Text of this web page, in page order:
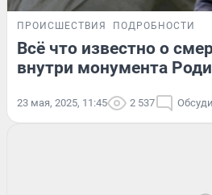
ПРОИСШЕСТВИЯ ПОДРОБНОСТИ
Всё что известно о
внутри монумента
23 мая, 2025, 11:45 2 537